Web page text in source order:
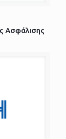
Ασφάλισης